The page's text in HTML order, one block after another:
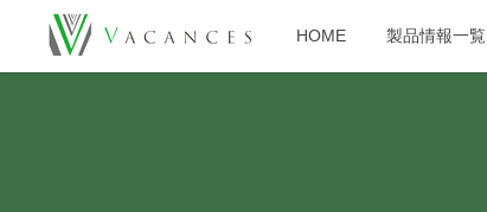
HOME 製品情報一覧